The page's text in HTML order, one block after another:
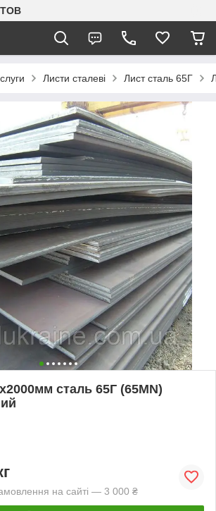
Листи сталеві Лист сталь 65Г
сталь 65Г (65MN)
на сайті — 3 000 ₴